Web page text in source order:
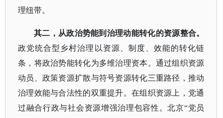
理纽带。
其二，从政治势能到治理动能转化的资源整合。
政党统合型乡村治理以资源、制度、效能的转化链
条，将政治势能转化为多维治理资本。通过组织资源
动员、政策资源扩散与符号资源转化三重路径，推动
治理效能与合法性的双重提升。在组织资源上，党通
过融合行政与社会资源增强治理包容性。北京“党员